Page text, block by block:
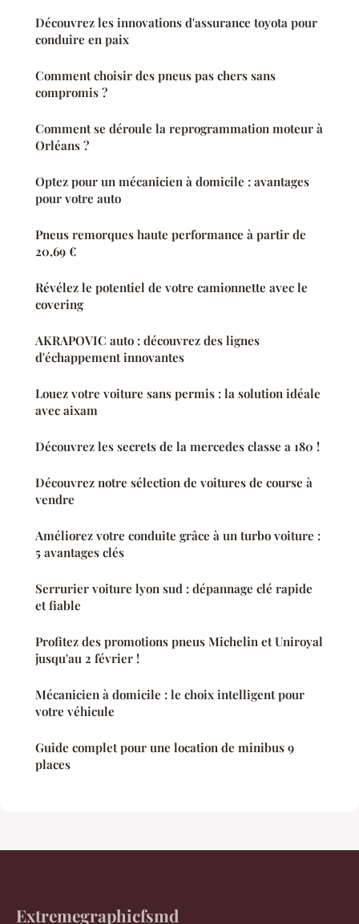
Découvrez les innovations d'assurance toyota pour
conduire en paix
Comment choisir des pneus pas chers sans
compromis ?
Comment se déroule la reprogrammation moteur à
Orléans ?
Optez pour un mécanicien à domicile : avantages
pour votre auto
Pneus remorques haute performance à partir de
20,69 €
Révélez le potentiel de votre camionnette avec le
covering
AKRAPOVIC auto : découvrez des lignes
d'échappement innovantes
Louez votre voiture sans permis : la solution idéale
avec aixam
Découvrez les secrets de la mercedes classe a 180 !
Découvrez notre sélection de voitures de course à
vendre
Améliorez votre conduite grâce à un turbo voiture :
5 avantages clés
Serrurier voiture lyon sud : dépannage clé rapide
et fiable
Profitez des promotions pneus Michelin et Uniroyal
jusqu'au 2 février !
Mécanicien à domicile : le choix intelligent pour
votre véhicule
Guide complet pour une location de minibus 9
places
Extremegraphicfsmd